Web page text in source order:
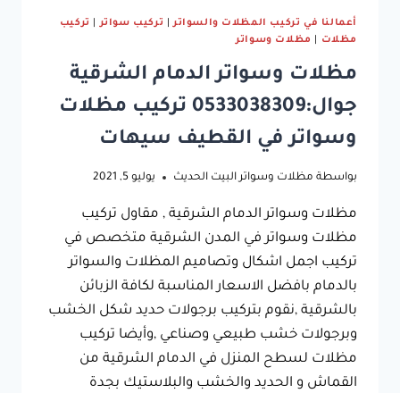
أعمالنا في تركيب المظلات والسواتر| تركيب سواتر|
تركيب
مظلات
مظلات وسواتر
مظلات وسواتر الدمام الشرقية
جوال:0533038309 تركيب مظلات
وسواتر في القطيف سيهات
بواسطة مظلات وسواتر البيت الحديث يوليو 5, 2021
مظلات وسواتر الدمام الشرقية , مقاول تركيب
مظلات وسواتر في المدن الشرقية متخصص في
تركيب اجمل اشكال وتصاميم المظلات والسواتر
بالدمام بافضل الاسعار المناسبة لكافة الزبائن
بالشرقية ,نقوم بتركيب برجولات حديد شكل الخشب
وبرجولات خشب طبيعي وصناعي ,وأيضا تركيب
مظلات لسطح المنزل في الدمام الشرقية من
القماش و الحديد والخشب والبلاستيك بجدة